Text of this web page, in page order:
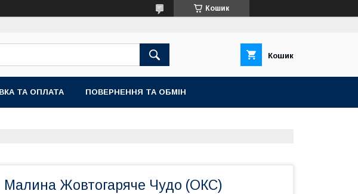
Кошик
Кошик
ТА ОПЛАТА ПОВЕРНЕННЯ ТА ОБМІН
Малина Жовтогаряче Чудо (ОКС)